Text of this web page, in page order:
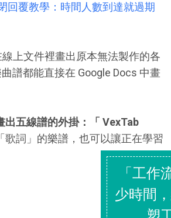
回覆教學：時間人數到達就過期
上文件裡畫出原本無法製作的各
譜都能直接在 Google Docs 中畫
五線譜的外掛：「 VexTab
歌詞」的樂譜，也可以讓正在學習